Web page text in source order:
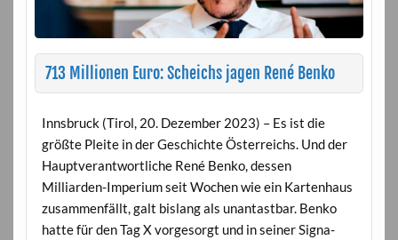
713 Millionen Euro: Scheichs jagen René Benko
Innsbruck (Tirol, 20. Dezember 2023) – Es ist die
größte Pleite in der Geschichte Österreichs. Und der
Hauptverantwortliche René Benko, dessen
Milliarden-Imperium seit Wochen wie ein Kartenhaus
zusammenfällt, galt bislang als unantastbar. Benko
hatte für den Tag X vorgesorgt und in seiner Signa-